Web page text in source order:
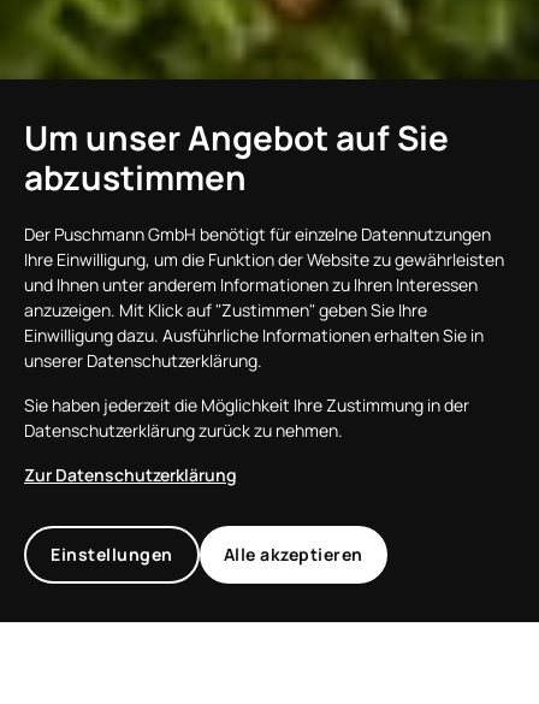
Um unser Angebot auf Sie
abzustimmen
Der Puschmann GmbH benötigt für einzelne Datennutzungen
Ihre Einwilligung, um die Funktion der Website zu gewährleisten
und Ihnen unter anderem Informationen zu Ihren Interessen
anzuzeigen. Mit Klick auf "Zustimmen" geben Sie Ihre
Einwilligung dazu. Ausführliche Informationen erhalten Sie in
unserer Datenschutzerklärung.
Sie haben jederzeit die Möglichkeit Ihre Zustimmung in der
Datenschutzerklärung zurück zu nehmen.
Zur Datenschutzerklärung
Einstellungen Alle akzeptieren